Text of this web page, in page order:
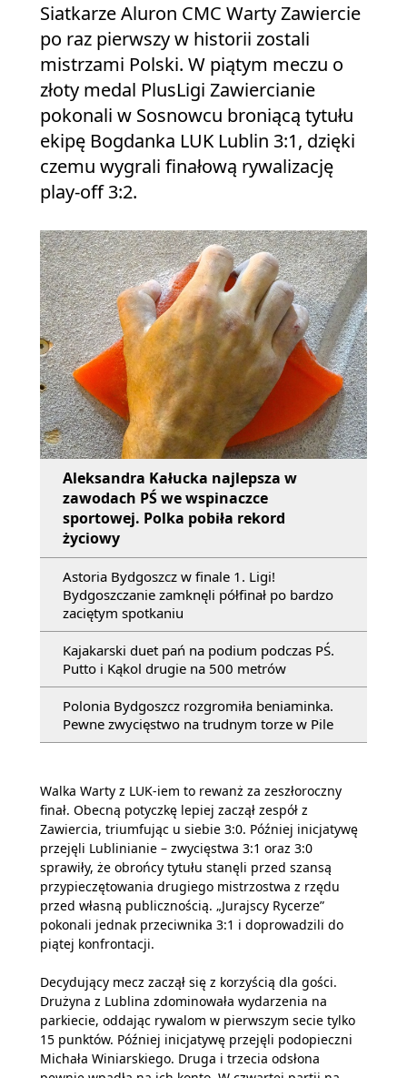
Siatkarze Aluron CMC Warty Zawiercie
po raz pierwszy w historii zostali
mistrzami Polski. W piątym meczu o
złoty medal PlusLigi Zawiercianie
pokonali w Sosnowcu broniącą tytułu
ekipę Bogdanka LUK Lublin 3:1, dzięki
czemu wygrali finałową rywalizację
play-off 3:2.
Aleksandra Kałucka najlepsza w
zawodach PŚ we wspinaczce
sportowej. Polka pobiła rekord
życiowy
Astoria Bydgoszcz w finale 1. Ligi!
Bydgoszczanie zamknęli półfinał po bardzo
zaciętym spotkaniu
Kajakarski duet pań na podium podczas PŚ.
Putto i Kąkol drugie na 500 metrów
Polonia Bydgoszcz rozgromiła beniaminka.
Pewne zwycięstwo na trudnym torze w Pile
Walka Warty z LUK-iem to rewanż za zeszłoroczny
finał. Obecną potyczkę lepiej zaczął zespół z
Zawiercia, triumfując u siebie 3:0. Później inicjatywę
przejęli Lublinianie – zwycięstwa 3:1 oraz 3:0
sprawiły, że obrońcy tytułu stanęli przed szansą
przypieczętowania drugiego mistrzostwa z rzędu
przed własną publicznością. „Jurajscy Rycerze”
pokonali jednak przeciwnika 3:1 i doprowadzili do
piątej konfrontacji.
Decydujący mecz zaczął się z korzyścią dla gości.
Drużyna z Lublina zdominowała wydarzenia na
parkiecie, oddając rywalom w pierwszym secie tylko
15 punktów. Później inicjatywę przejęli podopieczni
Michała Winiarskiego. Druga i trzecia odsłona